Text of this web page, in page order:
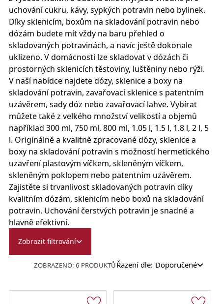
uchování cukru, kávy, sypkých potravin nebo bylinek.
Díky sklenicím, boxům na skladování potravin nebo
dózám budete mít vždy na baru přehled o
skladovaných potravinách, a navíc ještě dokonale
uklizeno. V domácnosti lze skladovat v dózách či
prostorných sklenicích těstoviny, luštěniny nebo rýži.
V naší nabídce najdete dózy, sklenice a boxy na
skladování potravin, zavařovací sklenice s patentním
uzávěrem, sady dóz nebo zavařovací lahve. Vybírat
můžete také z velkého množství velikostí a objemů
například 300 ml, 750 ml, 800 ml, 1.05 l, 1.5 l, 1.8 l, 2 l, 5
l. Originálně a kvalitně zpracované dózy, sklenice a
boxy na skladování potravin s možností hermetického
uzavření plastovým víčkem, skleněným víčkem,
skleněným poklopem nebo patentním uzávěrem.
Zajistěte si trvanlivost skladovaných potravin díky
kvalitním dózám, sklenicím nebo boxů na skladování
potravin. Uchování čerstvých potravin je snadné a
hlavně efektivní.
Zobrazit filtrování
ZOBRAZENO: 6 PRODUKTŮŘazení dle: Doporučené